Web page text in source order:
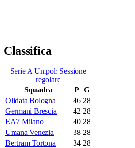
Classifica
Serie A Unipol: Sessione
regolare
Squadra
P G
Olidata Bologna
46 28
Germani Brescia
42 28
EA7 Milano
40 28
Umana Venezia
38 28
Bertram Tortona
34 28